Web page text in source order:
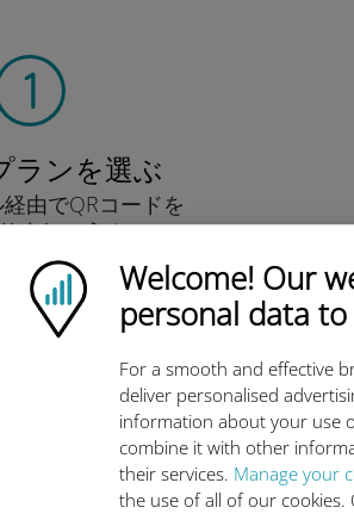
Ubigi logo
Welcome! Our
personal data
For a smooth and effective
deliver personalised
information about your use
combine it with other
their services. Manage your
the use of all of our cookies.
ランを選ぶ
由でQRコードを
ましょう！
早い！
Ubigi